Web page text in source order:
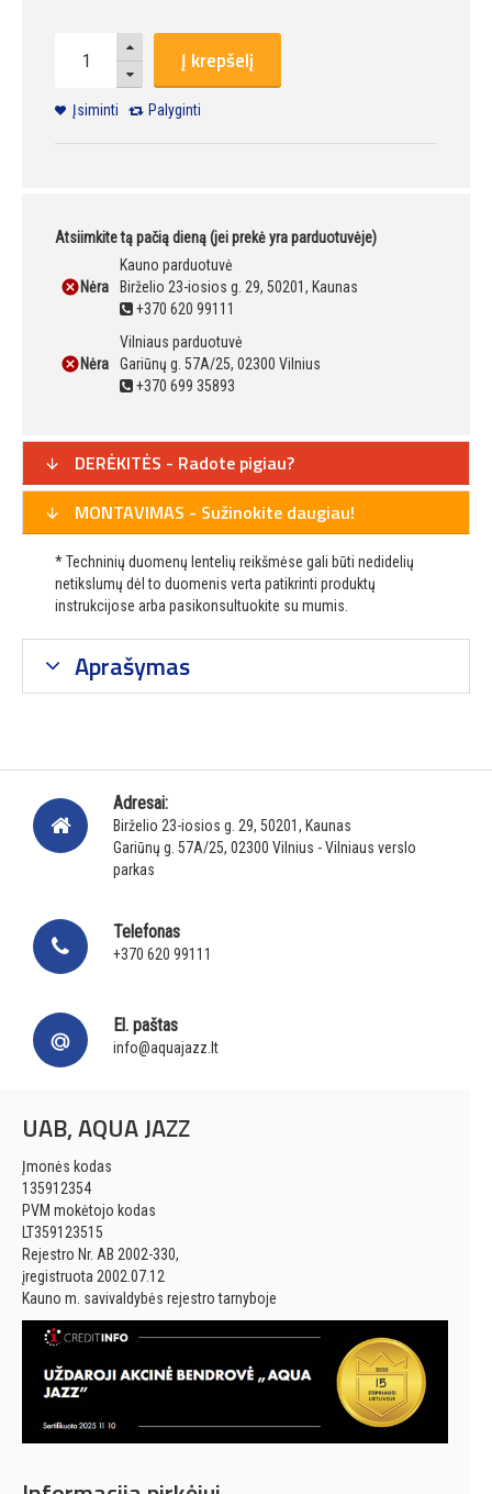
Į krepšelį
Įsiminti Palyginti
Atsiimkite tą pačią dieną (jei prekė yra parduotuvėje)
Nėra
Kauno parduotuvė
Birželio 23-iosios g. 29, 50201, Kaunas
+370 620 99111
Nėra
Vilniaus parduotuvė
Gariūnų g. 57A/25, 02300 Vilnius
+370 699 35893
DERĖKITĖS - Radote pigiau?
MONTAVIMAS - Sužinokite daugiau!
* Techninių duomenų lentelių reikšmėse gali būti nedidelių
netikslumų dėl to duomenis verta patikrinti produktų
instrukcijose arba pasikonsultuokite su mumis.
Aprašymas
Adresai:
Birželio 23-iosios g. 29, 50201, Kaunas
Gariūnų g. 57A/25, 02300 Vilnius - Vilniaus verslo
parkas
Telefonas
+370 620 99111
El. paštas
info@aquajazz.lt
UAB, AQUA JAZZ
Įmonės kodas
135912354
PVM mokėtojo kodas
LT359123515
Rejestro Nr. AB 2002-330,
įregistruota 2002.07.12
Kauno m. savivaldybės rejestro tarnyboje